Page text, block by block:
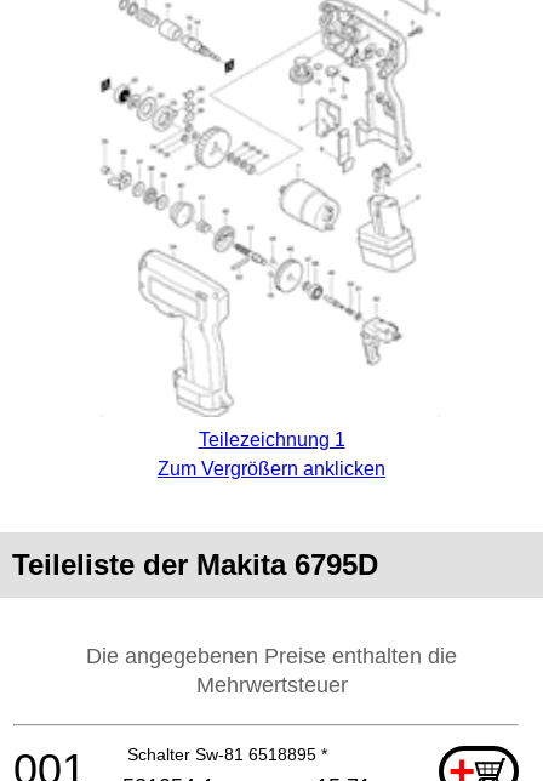
Teilezeichnung 1
Zum Vergrößern anklicken
Teileliste der Makita 6795D
Die angegebenen Preise enthalten die
Mehrwertsteuer
Schalter Sw-81 6518895 *
001